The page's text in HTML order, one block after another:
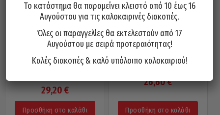
Μυτοτσίμπιδο Ασφαλειών
Οπής 19-60mm KNIPEX
29,20€
Προσθήκη στο καλάθι
Μυτοτσίμπιδο Ασφαλειών
Οπής 19-60mm KNIPEX 180/IXE
26,60€
Προσθήκη στο καλάθι
Το κατάστημα θα παραμείνει κλειστό από 10 έως 16
Αυγούστου για τις καλοκαιρινές διακοπές.
Όλες οι παραγγελίες θα εκτελεστούν από 17
Αυγούστου με σειρά προτεραιότητας!
Καλές διακοπές & καλό υπόλοιπο καλοκαιριού!